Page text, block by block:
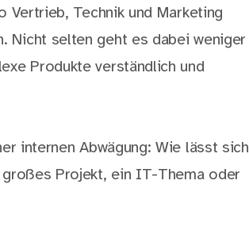
Vertrieb, Technik und Marketing
Nicht selten geht es dabei weniger
Produkte verständlich und
internen Abwägung: Wie lässt sich
Projekt, ein IT-Thema oder